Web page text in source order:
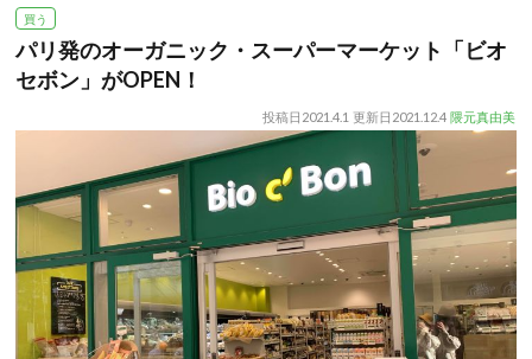
買う
パリ発のオーガニック・スーパーマーケット「ビオ
セボン」がOPEN！
投稿日 2021.4.1 更新日 2021.12.4 隈元真由美